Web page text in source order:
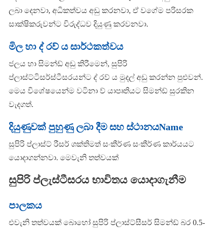
ලබා දෙනවා, අධිකත්වය අඩු කරනවා, ඒ වගේම පරිසරක
සාක්ෂිකරුවන්ට විරුද්ධව දියුණු කරවනවා.
මිල හා ද් රව් ය සාර්ථකත්වය
ජලය හා සිමන්ඩ් අඩු කිරීමෙන්, සුපිරි
ප්ලාස්ට්ටිසර්ස්ටීසරයන්ට ද් රව් ය මුදල් අඩු කරන්න පුළුවන්.
මෙය විශේෂයෙන්ම වටිනා ව් යාපෘතියට සිමන්ඩ් සුරකින
වැදගත්.
දියුණුවක් පුහුණු ලබා දීම සහ ස්ථානයName
සුපිරි ප්ලාස්ට් රීසර් ශක්තිමත් සංකීර්ණ සංකීර්ණ කාර්යයට
යොදාගන්නවා. මෙවැනි තත්වයක්
සුපිරි ප්ලැස්ටීසරය භාවිතය යොදාගැනීම
පාලකය
එවැනි තත්වයක් බොහෝ සුපිරි ප්ලාස්ට්සීසර් සිමන්ඩ් බර 0.5-